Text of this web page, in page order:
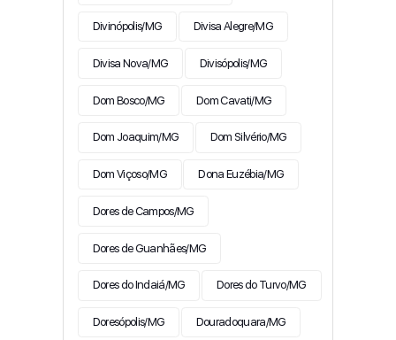
Divinópolis/MG Divisa Alegre/MG
Divisa Nova/MG Divisópolis/MG
Dom Bosco/MG Dom Cavati/MG
Dom Joaquim/MG Dom Silvério/MG
Dom Viçoso/MG Dona Euzébia/MG
Dores de Campos/MG
Dores de Guanhães/MG
Dores do Indaiá/MG Dores do Turvo/MG
Doresópolis/MG Douradoquara/MG